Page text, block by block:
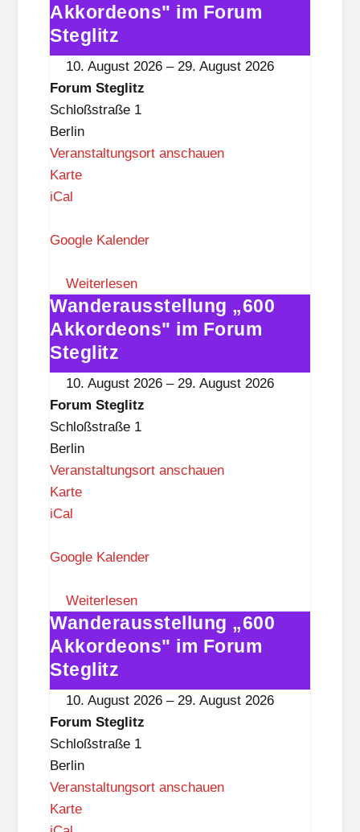
e
g
l
i
t
z
„600
Akkordeons"
im
Forum
Steglitz
Akkordeons" im Forum
Steglitz
10. August 2026 – 29. August 2026
Forum Steglitz
Schloßstraße 1
Berlin
Veranstaltungsort anschauen
KarteF
u
S
t
e
g
l
i
t
z
iCal
Google Kalender
Weiterlesen
Wanderausstellung
„600
Akkordeons"
im
Forum
Steglitz
Wanderausstellung „600
Akkordeons" im Forum
Steglitz
10. August 2026 –29. August 2026
Forum Steglitz
Schloßstraße 1
Berlin
Veranstaltungsort anschauen
KarteF
u
S
t
e
g
l
i
t
z
iCal
Google Kalender
Weiterlesen
Wanderausstellung
„600
Akkordeons"
im
Forum
Steglitz
Wanderausstellung „600
Akkordeons" im Forum
Steglitz
10. August 2026 –29. August 2026
Forum Steglitz
Schloßstraße 1
Berlin
Veranstaltungsort anschauen
KarteF